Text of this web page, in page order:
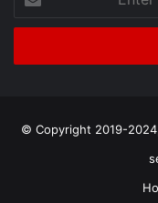
your
Email
© Copyright 2019-